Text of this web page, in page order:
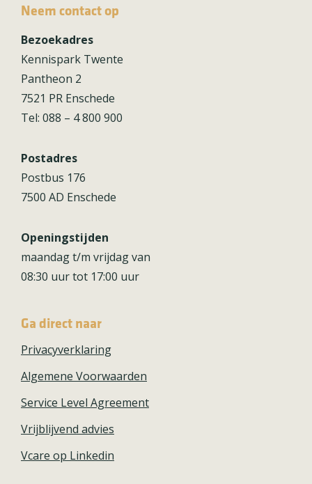
Neem contact op
Bezoekadres
Kennispark Twente
Pantheon 2
7521 PR Enschede
Tel: 088 – 4 800 900
Postadres
Postbus 176
7500 AD Enschede
Openingstijden
maandag t/m vrijdag van
08:30 uur tot 17:00 uur
Ga direct naar
Privacyverklaring
Algemene Voorwaarden
Service Level Agreement
Vrijblijvend advies
Vcare op Linkedin